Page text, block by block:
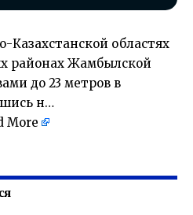
Казахстанской областях
районах Жамбылской
до 23 метров в
н…
More